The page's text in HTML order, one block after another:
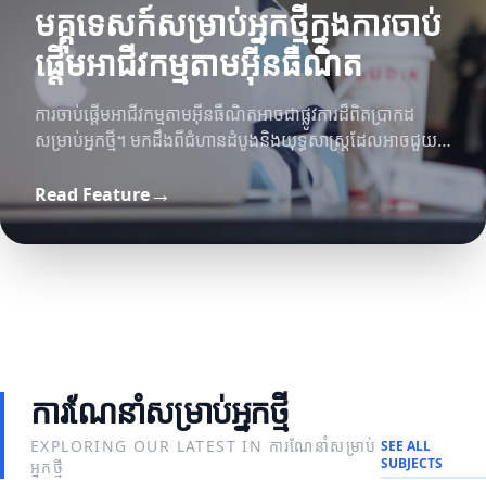
មគ្គុទេសក៍សម្រាប់អ្នកថ្មីក្នុងការចាប់
ផ្តើមអាជីវកម្មតាមអ៊ីនធឺណិត
ការចាប់ផ្តើមអាជីវកម្មតាមអ៊ីនធឺណិតអាចជាផ្លូវការដ៏ពិតប្រាកដ
សម្រាប់អ្នកថ្មី។ មកដឹងពីជំហានដំបូងនិងយុទ្ធសាស្ត្រដែលអាចជួយ
Read Feature→
យុទ្ធសាស្ត្រនៃការលេង
យុទ្ធសាស្ត្រសម្រាប់ការលេងដោយមានភាពសប្បាយ
វិជ្ជាជីវៈនៃរ៉ូឡែត
ការច្នៃប្រឌិតសំខាន់ៗក្នុងវិជ្ជាជីវៈនៃរ៉ូឡែត
ការណែនាំសម្រាប់អ្នកថ្មី
EXPLORING OUR LATEST IN ការណែនាំសម្រាប់
អ្នកថ្មី
SEE ALL
SUBJECTS